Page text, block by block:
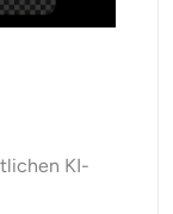
KI-